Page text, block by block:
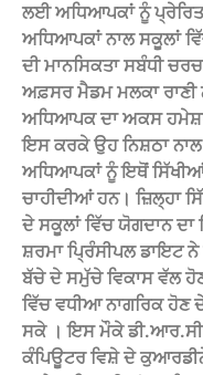
ਲਈ ਅਧਿਆਪਕਾਂ ਨੂੰ
ਅਧਿਆਪਕਾਂ ਨਾਲ ਸਕੂਲਾਂ
ਦੀ ਮਾਨਸਿਕਤਾ ਸਬੰਧੀ
ਅਫ਼ਸਰ ਮੈਡਮ ਮਲਕਾ ਰਾਣੀ
ਅਧਿਆਪਕ ਦਾ ਅਕਸ
ਇਸ ਕਰਕੇ ਉਹ ਨਿਸ਼ਠਾ
ਅਧਿਆਪਕਾਂ ਨੂੰ ਇਥੋਂ
ਚਾਹੀਦੀਆਂ ਹਨ। ਜ਼ਿਲ੍ਹਾ
ਦੇ ਸਕੂਲਾਂ ਵਿੱਚ ਯੋਗਦਾਨ ਦਾ
ਸ਼ਰਮਾ ਪ੍ਰਿੰਸੀਪਲ ਡਾਇਟ
ਬੱਚੇ ਦੇ ਸਮੁੱਚੇ ਵਿਕਾਸ ਵੱਲ
ਵਿੱਚ ਵਧੀਆ ਨਾਗਰਿਕ ਹੋਣ
ਸਕੇ । ਇਸ ਮੌਕੇ ਡੀ.ਆਰ.ਸੀ
ਕੰਪਿਊਟਰ ਵਿਸ਼ੇ ਦੇ